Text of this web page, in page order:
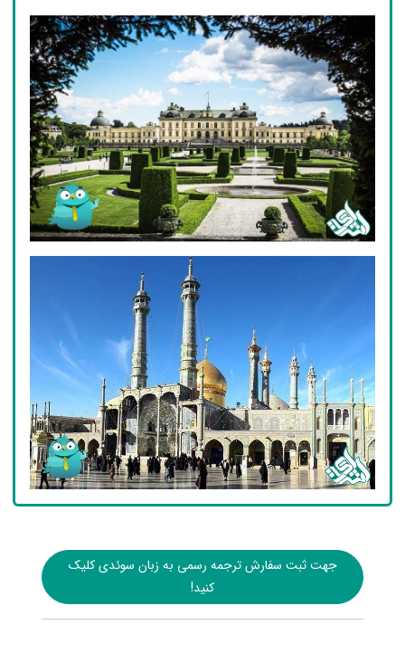
جهت ثبت سفارش ترجمه رسمی به زبان سوئدی کلیک
کنید!